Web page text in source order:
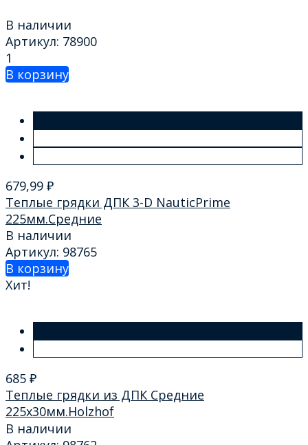
В наличии
Артикул: 78900
1
В корзину
679,99 ₽
Теплые грядки ДПК 3-D NauticPrime
225мм.Средние
В наличии
Артикул: 98765
В корзину
Хит!
685 ₽
Теплые грядки из ДПК Cредние
225х30мм.Holzhof
В наличии